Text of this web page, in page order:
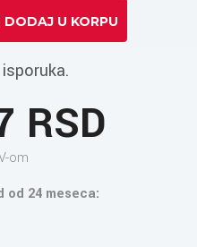
RSD
om
od 24 meseca: